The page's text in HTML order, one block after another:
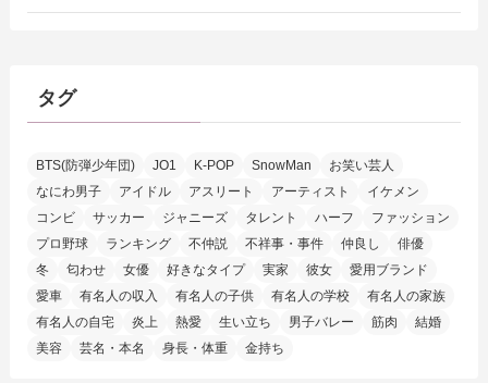
タグ
BTS(防弾少年団) JO1 K-POP SnowMan
お笑い芸人
なにわ男子
アイドル アスリート アーティスト
イケメン
コンビ
サッカー ジャニーズ タレント ハーフ
ファッション
プロ野球
ランキング 不仲説 不祥事・事件 仲良し
俳優
冬
匂わせ 女優 好きなタイプ 実家 彼女
愛用ブランド
愛車
有名人の収入 有名人の子供 有名人の学校
有名人の家族
有名人の自宅
炎上 熱愛 生い立ち 男子バレー 筋肉
結婚
美容
芸名・本名 身長・体重 金持ち